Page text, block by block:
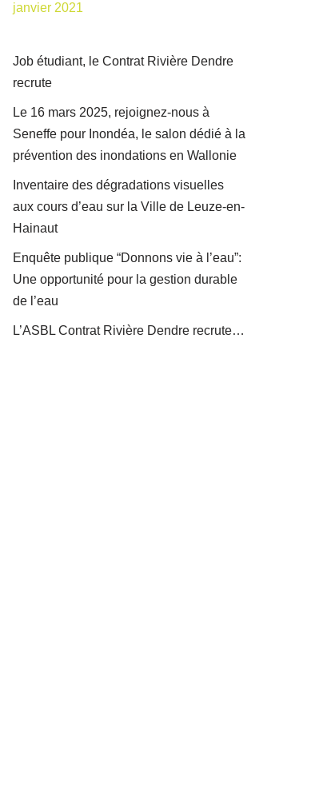
janvier 2021
Job étudiant, le Contrat Rivière Dendre
recrute
Le 16 mars 2025, rejoignez-nous à
Seneffe pour Inondéa, le salon dédié à la
prévention des inondations en Wallonie
Inventaire des dégradations visuelles
aux cours d’eau sur la Ville de Leuze-en-
Hainaut
Enquête publique “Donnons vie à l’eau”:
Une opportunité pour la gestion durable
de l’eau
L’ASBL Contrat Rivière Dendre recrute…